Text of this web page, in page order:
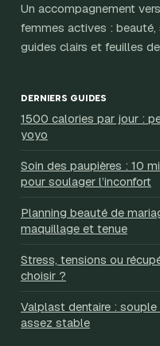
Un accompagnement
femmes actives : beauté,
guides clairs et feuilles
DERNIERS GUIDES
1500 calories par jour :
yoyo
Soin des paupières : 10
pour soulager l’inconfort
Planning beauté de
maquillage et tenue
Stress, tensions ou
choisir ?
Valplast dentaire :
assez stable